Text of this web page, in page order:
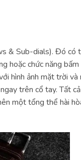
& Sub-dials). Đó có
hoặc chức năng bấm
hình ảnh mặt trời và
trên cổ tay. Tất
một tổng thể hài